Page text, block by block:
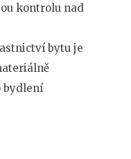
kontrolu nad
bytu je
bydlení